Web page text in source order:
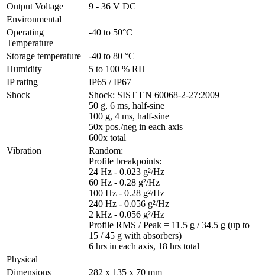
Output Voltage
9 - 36 V DC
Environmental
Operating
Temperature
-40 to 50°C
Storage temperature
-40 to 80 °C
Humidity
5 to 100 % RH
IP rating
IP65 / IP67
Shock
Shock: SIST EN 60068-2-27:2009
50 g, 6 ms, half-sine
100 g, 4 ms, half-sine
50x pos./neg in each axis
600x total
Vibration
Random:
Profile breakpoints:
24 Hz - 0.023 g²/Hz
60 Hz - 0.28 g²/Hz
100 Hz - 0.28 g²/Hz
240 Hz - 0.056 g²/Hz
2 kHz - 0.056 g²/Hz
Profile RMS / Peak = 11.5 g / 34.5 g (up to
15 / 45 g with absorbers)
6 hrs in each axis, 18 hrs total
Physical
Dimensions
282 x 135 x 70 mm